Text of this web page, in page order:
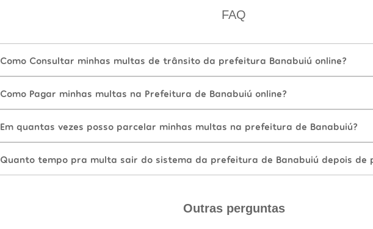
FAQ
Como Consultar minhas multas de trânsito da prefeitura Banabuiú online?
Como Pagar minhas multas na Prefeitura de Banabuiú online?
Em quantas vezes posso parcelar minhas multas na prefeitura de Banabuiú?
Quanto tempo pra multa sair do sistema da prefeitura de Banabuiú depois de
Outras perguntas